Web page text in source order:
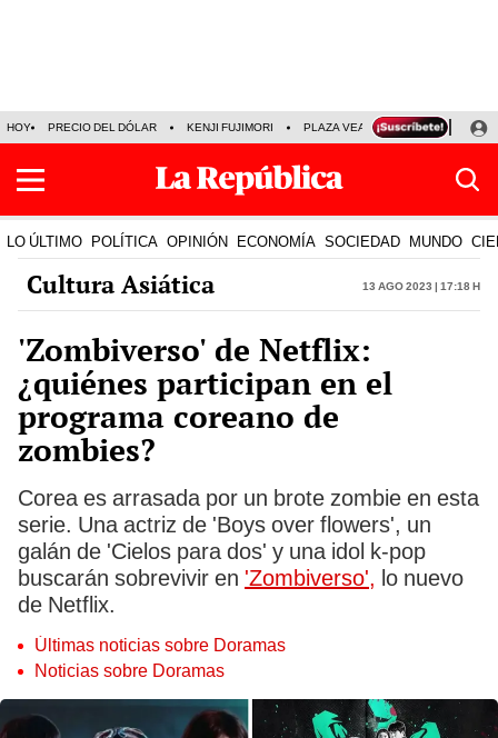
HOY PRECIO DEL DÓLAR KENJI FUJIMORI PLAZA VEA FERIADOS
LO ÚLTIMO POLÍTICA OPINIÓN ECONOMÍA SOCIEDAD MUNDO
Cultura Asiática 13 Ago 2023 | 17:18 h
'Zombiverso' de Netflix:
¿quiénes participan en el
programa coreano de
zombies?
Corea es arrasada por un brote zombie en esta
serie. Una actriz de 'Boys over flowers', un
galán de 'Cielos para dos' y una idol k-pop
buscarán sobrevivir en 'Zombiverso', lo nuevo
de Netflix.
Últimas noticias sobre Doramas
Noticias sobre Doramas